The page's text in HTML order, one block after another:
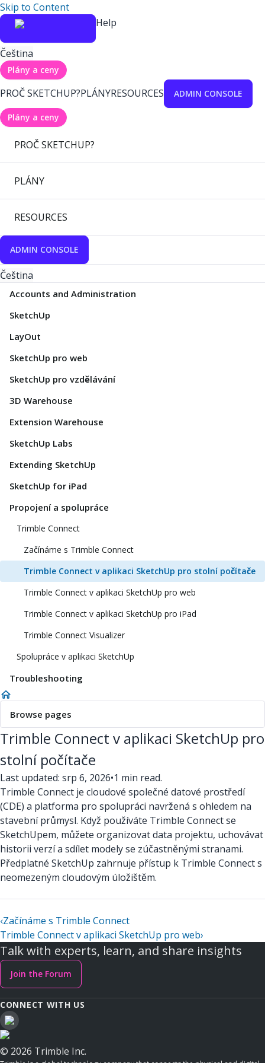
Skip to Content
Help
Čeština
Plány a ceny
PROČ SKETCHUP?PLÁNYRESOURCES ADMIN CONSOLE
Plány a ceny
PROČ SKETCHUP?
PLÁNY
RESOURCES
ADMIN CONSOLE
Čeština
Accounts and Administration
SketchUp
LayOut
SketchUp pro web
SketchUp pro vzdělávání
3D Warehouse
Extension Warehouse
SketchUp Labs
Extending SketchUp
SketchUp for iPad
Propojení a spolupráce
Trimble Connect
Začínáme s Trimble Connect
Trimble Connect v aplikaci SketchUp pro stolní počítače
Trimble Connect v aplikaci SketchUp pro web
Trimble Connect v aplikaci SketchUp pro iPad
Trimble Connect Visualizer
Spolupráce v aplikaci SketchUp
Troubleshooting
Browse pages
Trimble Connect v aplikaci SketchUp pro
stolní počítače
Last updated: srp 6, 2026•1 min read.
Trimble Connect je cloudové společné datové prostředí
(CDE) a platforma pro spolupráci navržená s ohledem na
stavební průmysl. Když používáte Trimble Connect se
SketchUpem, můžete organizovat data projektu, uchovávat
historii verzí a sdílet modely se zúčastněnými stranami.
Předplatné SketchUp zahrnuje přístup k Trimble Connect s
neomezeným cloudovým úložištěm.
‹Začínáme s Trimble Connect
Trimble Connect v aplikaci SketchUp pro web›
Talk with experts, learn, and share insights
Join the Forum
CONNECT WITH US
© 2026 Trimble Inc.